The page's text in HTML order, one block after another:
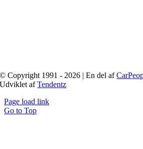
© Copyright 1991 - 2026 | En del af
Udviklet afTendentz
Page load link
Go to Top